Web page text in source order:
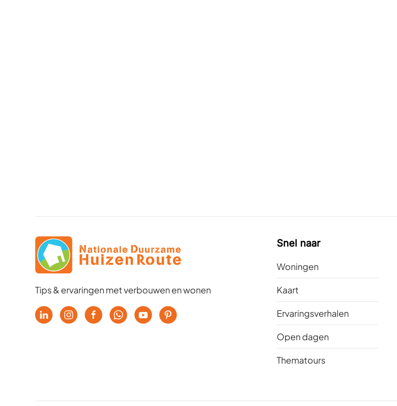
Tips & ervaringen met verbouwen en wonen
Snel naar
Woningen
Kaart
Ervaringsverhalen
Open dagen
Thematours